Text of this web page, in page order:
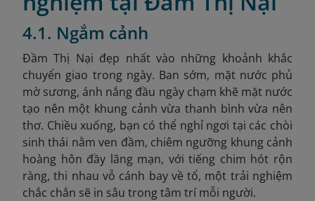
4.1. Ngắm cảnh
Đầm Thị Nại đẹp nhất vào những khoảnh khắc
chuyển giao trong ngày. Ban sớm, mặt nước phủ
mờ sương, ánh nắng đầu ngày chạm khẽ mặt nước
tạo nên một khung cảnh vừa thanh bình vừa nên
thơ. Chiều xuống, bạn có thể nghỉ ngơi tại các chòi
sinh thái nằm ven đầm, chiêm ngưỡng khung cảnh
hoàng hôn đầy lãng mạn, với tiếng chim hót rộn
ràng, thi nhau vỗ cánh bay về tổ, một trải nghiệm
chắc chắn sẽ in sâu trong tâm trí mỗi người.